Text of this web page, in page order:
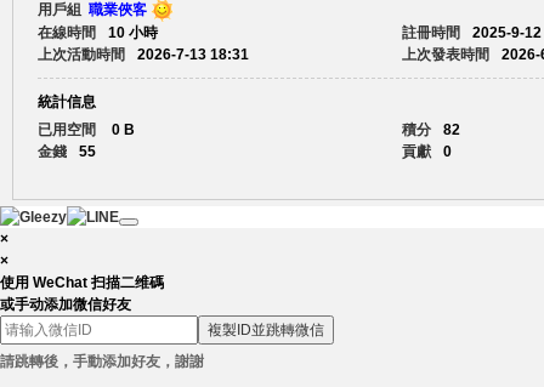
用戶組 職業俠客
在線時間
10 小時 註冊時間
2025-9-
上次活動時間
2026-7-13 18:31 上次發表時間 2026-
統計信息
已用空間
0 B 積分
82
金錢
55 貢獻 0
×
×
使用 WeChat 扫描二维碼
或手动添加微信好友
複製ID並跳轉微信
請跳轉後，手動添加好友，謝謝